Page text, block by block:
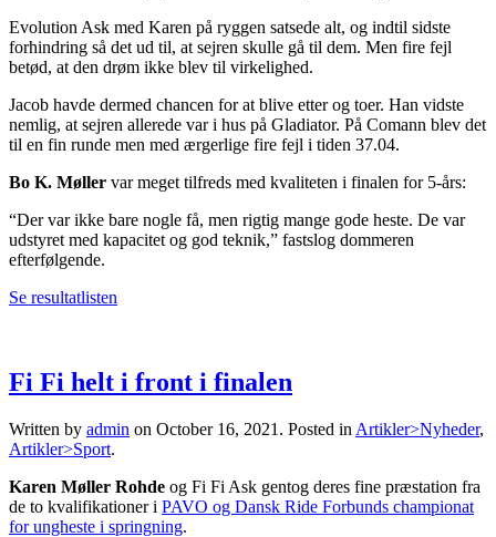
Evolution Ask med Karen på ryggen satsede alt, og indtil sidste
forhindring så det ud til, at sejren skulle gå til dem. Men fire fejl
betød, at den drøm ikke blev til virkelighed.
Jacob havde dermed chancen for at blive etter og toer. Han vidste
nemlig, at sejren allerede var i hus på Gladiator. På Comann blev det
til en fin runde men med ærgerlige fire fejl i tiden 37.04.
Bo K. Møller var meget tilfreds med kvaliteten i finalen for 5-års:
“Der var ikke bare nogle få, men rigtig mange gode heste. De var
udstyret med kapacitet og god teknik,” fastslog dommeren
efterfølgende.
Se resultatlisten
Fi Fi helt i front i finalen
Written by admin on October 16, 2021 . Posted in Artikler>Nyheder,
Artikler>Sport.
Karen Møller Rohde og Fi Fi Ask gentog deres fine præstation fra
de to kvalifikationer i PAVO og Dansk Ride Forbunds championat
for ungheste i springning.